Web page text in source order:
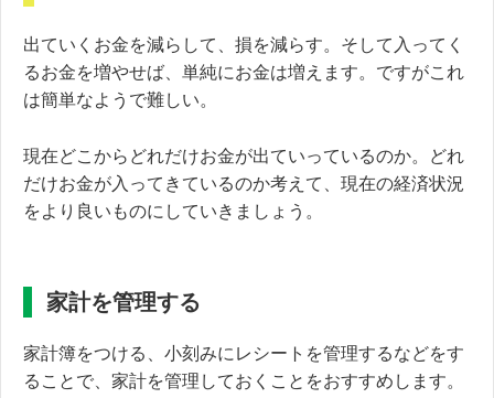
出ていくお金を減らして、損を減らす。そして入ってく
るお金を増やせば、単純にお金は増えます。ですがこれ
は簡単なようで難しい。
現在どこからどれだけお金が出ていっているのか。どれ
だけお金が入ってきているのか考えて、現在の経済状況
をより良いものにしていきましょう。
家計を管理する
家計簿をつける、小刻みにレシートを管理するなどをす
ることで、家計を管理しておくことをおすすめします。